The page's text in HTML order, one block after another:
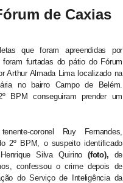
de Caxias
que foram apreendidas por
foram furtadas do pátio do Fórum
Arthur Almada Lima localizado na
no bairro Campo de Belém.
BPM conseguiram prender um
coronel Ruy Fernandes,
2º BPM, o suspeito identificado
Silva Quirino (foto), de
confessou o crime depois de
do Serviço de Inteligência da